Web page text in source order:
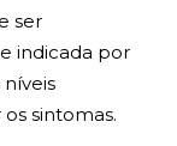
ser
indicada por
sintomas.